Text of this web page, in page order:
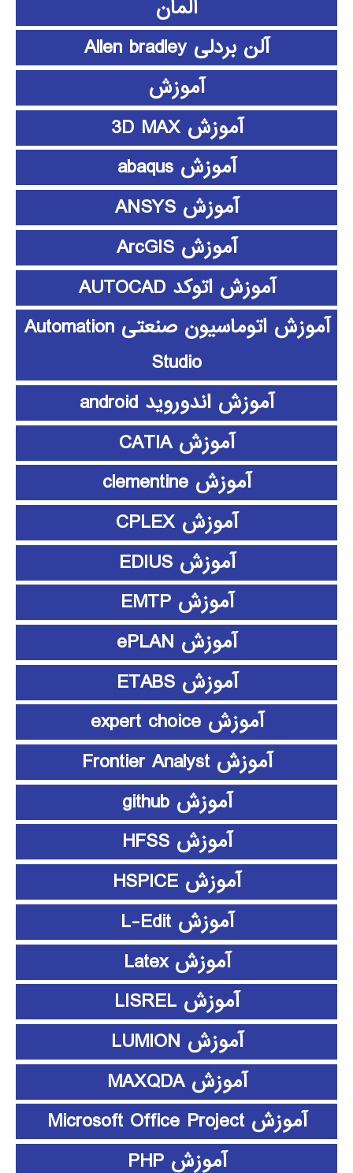
آلمان
آلن بردلی Allen bradley
آموزش
آموزش 3D MAX
آموزش abaqus
آموزش ANSYS
آموزش ArcGIS
آموزش اتوکد AUTOCAD
آموزش اتوماسیون صنعتی Automation
Studio
آموزش اندوروید android
آموزش CATIA
آموزش clementine
آموزش CPLEX
آموزش EDIUS
آموزش EMTP
آموزش ePLAN
آموزش ETABS
آموزش expert choice
آموزش Frontier Analyst
آموزش github
آموزش HFSS
آموزش HSPICE
آموزش L-Edit
آموزش Latex
آموزش LISREL
آموزش LUMION
آموزش MAXQDA
آموزش Microsoft Office Project
آموزش PHP